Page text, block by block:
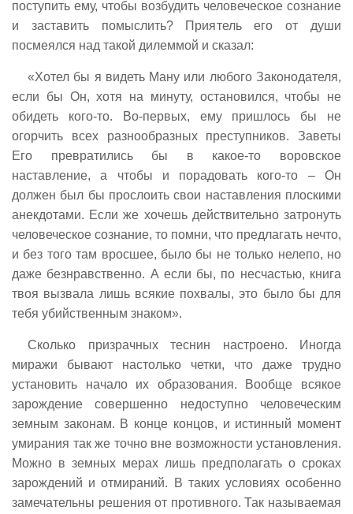
поступить ему, чтобы возбудить человеческое сознание
и заставить помыслить? Приятель его от души
посмеялся над такой дилеммой и сказал:
«Хотел бы я видеть Ману или любого Законодателя,
если бы Он, хотя на минуту, остановился, чтобы не
обидеть кого-то. Во-первых, ему пришлось бы не
огорчить всех разнообразных преступников. Заветы
Его превратились бы в какое-то воровское
наставление, а чтобы и порадовать кого-то – Он
должен был бы прослоить свои наставления плоскими
анекдотами. Если же хочешь действительно затронуть
человеческое сознание, то помни, что предлагать нечто,
и без того там вросшее, было бы не только нелепо, но
даже безнравственно. А если бы, по несчастью, книга
твоя вызвала лишь всякие похвалы, это было бы для
тебя убийственным знаком».
Сколько призрачных теснин настроено. Иногда
миражи бывают настолько четки, что даже трудно
установить начало их образования. Вообще всякое
зарождение совершенно недоступно человеческим
земным законам. В конце концов, и истинный момент
умирания так же точно вне возможности установления.
Можно в земных мерах лишь предполагать о сроках
зарождений и отмираний. В таких условиях особенно
замечательны решения от противного. Так называемая